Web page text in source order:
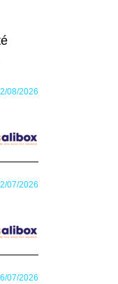
08/2026
07/2026
07/2026